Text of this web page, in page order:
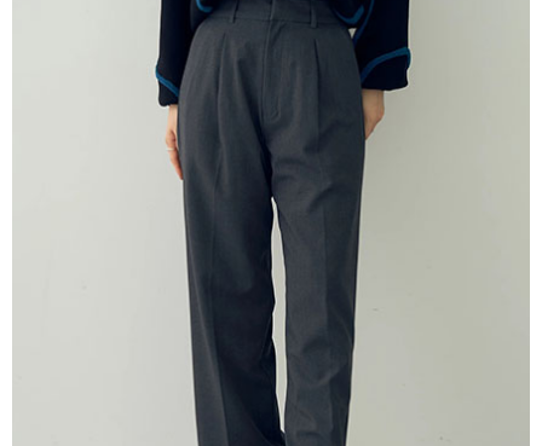
消。如遇「轉專審核」未通過狀況，表示未達大哥付你分期系統評分，恕無
1.分期款項不併入電信帳單，「大哥付你分期」於每月結算日後寄送繳費提
2.透過簡訊連結打開帳單後，可選擇「超商條碼／台灣大直營門市／銀行轉
帳／街口支付／iPASS MONEY」等通路繳費。
1.本服務係由「台灣大哥大股份有限公司」（以下簡稱本公司）所提供，讓
用戶於交易時，得透過本服務購買商品或服務，並由商店將買賣／分期付款
買賣價金債權讓與本公司後，依約使用本公司帳單繳交帳款。
2.基於同意付款使用「大哥付你分期」之契約關係目的，商店將以您的個人
資料（包含姓名、電話或地址）提供予台灣大哥大進項蒐集、處理及利用，
由本公司與您本人進行分期帳單所需資料之確認、核對及更正。
3.完整用戶服務條款，請詳閱以下連結： https://oppay.tw/userRule
２．便利：只要手機號碼，簡訊認證，即可結帳。
３．安心：先確認商品／服務後，再付款。
【「AFTEE先享後付」結帳流程】
１．於結帳方式選擇「AFTEE先享後付」後，將跳轉至「AFTEE先享後付」
結帳頁面，進行簡訊認證並確認金額後，即可完成結帳。
２．訂單成立數日內，您將收到繳費通知簡訊。
３．收到繳費通知簡訊後14天內，點擊此簡訊中的連結，可透過四大超商／
ATM／網路銀行／等多元方式進行付款，方視為交易完成。
※ 請注意：結帳手續完成當下不需立刻繳費，但若您需要取消訂單，請聯絡
購買商品的店家。未經商家同意取消之訂單仍視為有效，需透過AFTEE先享
※ 交易是否成功請以「AFTEE先享後付 」之結帳頁面顯示為準，若有關於
是否繳費成功／繳費後需取消欲退款等相關疑問，請聯繫「AFTEE先享後付
https://netprotections.freshdesk.com/support/home
１．透過由恩沛科技股份有限公司提供之「AFTEE先享後付」服務完成之交
易，需依本服務之必要範圍內提供個人資料，並將交易相關給付款項請求債
權轉讓予恩沛科技股份有限公司。
每筆NT$60，滿NT$1,500(含以上)免運費
每筆NT$60，滿NT$1,500(含以上)免運費
每筆NT$60，滿NT$1,500(含以上)免運費
每筆NT$60，滿NT$1,500(含以上)免運費
每筆NT$60，滿NT$1,500(含以上)免運費